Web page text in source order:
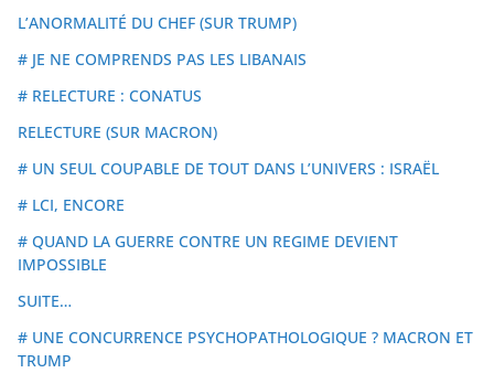
L’ANORMALITÉ DU CHEF (SUR TRUMP)
# JE NE COMPRENDS PAS LES LIBANAIS
# RELECTURE : CONATUS
RELECTURE (SUR MACRON)
# UN SEUL COUPABLE DE TOUT DANS L’UNIVERS : ISRAËL
# LCI, ENCORE
# QUAND LA GUERRE CONTRE UN REGIME DEVIENT
IMPOSSIBLE
SUITE…
# UNE CONCURRENCE PSYCHOPATHOLOGIQUE ? MACRON ET
TRUMP